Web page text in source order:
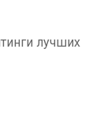
лучших